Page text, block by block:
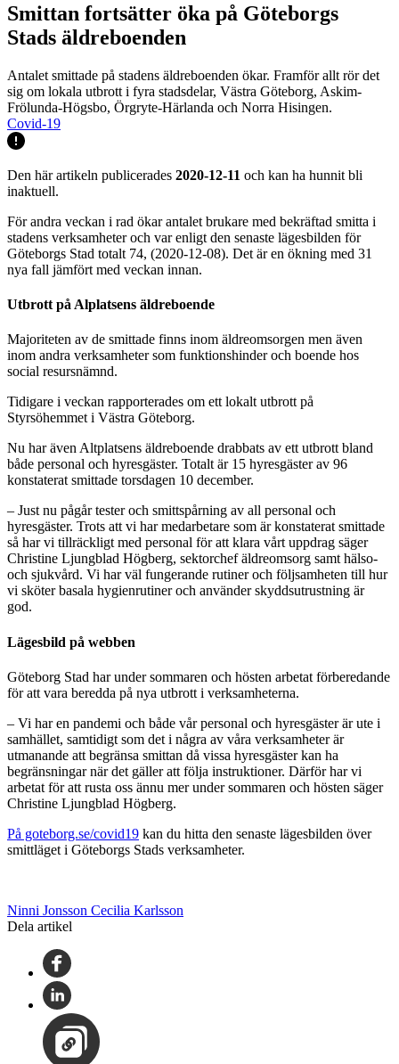
Smittan fortsätter öka på Göteborgs
Stads äldreboenden
Antalet smittade på stadens äldreboenden ökar. Framför allt rör det
sig om lokala utbrott i fyra stadsdelar, Västra Göteborg, Askim-
Frölunda-Högsbo, Örgryte-Härlanda och Norra Hisingen.
Covid-19
Den här artikeln publicerades 2020-12-11 och kan ha hunnit bli
inaktuell.
För andra veckan i rad ökar antalet brukare med bekräftad smitta i
stadens verksamheter och var enligt den senaste lägesbilden för
Göteborgs Stad totalt 74, (2020-12-08). Det är en ökning med 31
nya fall jämfört med veckan innan.
Utbrott på Alplatsens äldreboende
Majoriteten av de smittade finns inom äldreomsorgen men även
inom andra verksamheter som funktionshinder och boende hos
social resursnämnd.
Tidigare i veckan rapporterades om ett lokalt utbrott på
Styrsöhemmet i Västra Göteborg.
Nu har även Altplatsens äldreboende drabbats av ett utbrott bland
både personal och hyresgäster. Totalt är 15 hyresgäster av 96
konstaterat smittade torsdagen 10 december.
– Just nu pågår tester och smittspårning av all personal och
hyresgäster. Trots att vi har medarbetare som är konstaterat smittade
så har vi tillräckligt med personal för att klara vårt uppdrag säger
Christine Ljungblad Högberg, sektorchef äldreomsorg samt hälso-
och sjukvård. Vi har väl fungerande rutiner och följsamheten till hur
vi sköter basala hygienrutiner och använder skyddsutrustning är
god.
Lägesbild på webben
Göteborg Stad har under sommaren och hösten arbetat förberedande
för att vara beredda på nya utbrott i verksamheterna.
– Vi har en pandemi och både vår personal och hyresgäster är ute i
samhället, samtidigt som det i några av våra verksamheter är
utmanande att begränsa smittan då vissa hyresgäster kan ha
begränsningar när det gäller att följa instruktioner. Därför har vi
arbetat för att rusta oss ännu mer under sommaren och hösten säger
Christine Ljungblad Högberg.
På goteborg.se/covid19 kan du hitta den senaste lägesbilden över
smittläget i Göteborgs Stads verksamheter.
Ninni Jonsson Cecilia Karlsson
Dela artikel